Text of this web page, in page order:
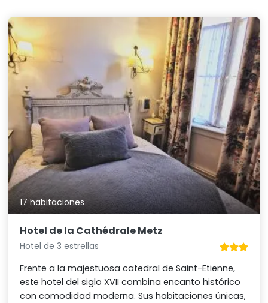
17 habitaciones
Hotel de la Cathédrale Metz
Hotel de 3 estrellas
Frente a la majestuosa catedral de Saint-Etienne,
este hotel del siglo XVII combina encanto histórico
con comodidad moderna. Sus habitaciones únicas,